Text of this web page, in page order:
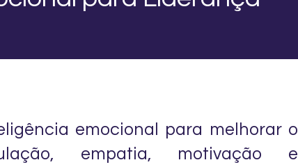
emocional para melhorar o
empatia, motivação e